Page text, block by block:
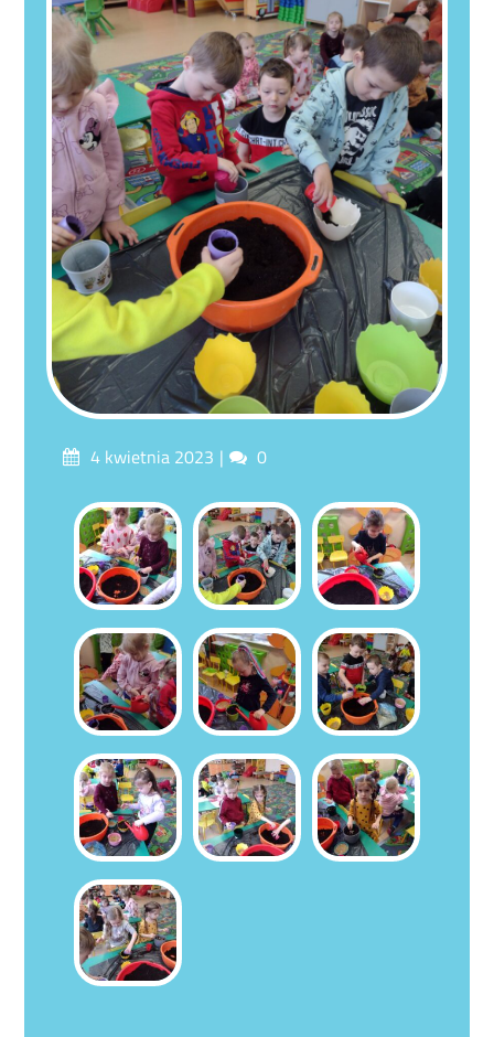
Posted4 kwietnia 2023 Comments
0